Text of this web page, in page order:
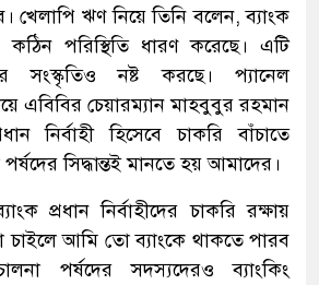
খেলাপি ঋণ নিয়ে তিনি বলেন, ব্যাংক
পরিস্থিতি ধারণ করেছে। এটি
সংস্কৃতিও নষ্ট করছে। প্যানেল
এবিবির চেয়ারম্যান মাহবুবুর রহমান
নির্বাহী হিসেবে চাকরি বাঁচাতে
সিদ্ধান্তই মানতে হয় আমাদের।
প্রধান নির্বাহীদের চাকরি রক্ষায়
চাইলে আমি তো ব্যাংকে থাকতে পারব
পর্ষদের সদস্যদেরও ব্যাংকিং